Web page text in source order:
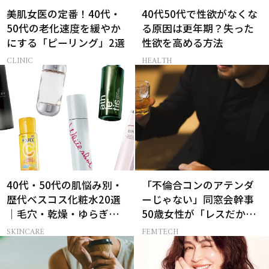
美肌女医の定番！40代・
50代の老化速度を緩やか
にする「ピーリング」2選
CLINIC
40代50代で性欲がなくな
る原因は更年期？失った
性欲を高める方法
HEALTH
40代・50代の肌悩み別・
歴代ベスコス化粧水20選
｜毛穴・乾燥・ゆらぎな
ど
SKINCARE
「不倫合コンのアテンダ
ーじゃない」同窓会幹事
50歳女性が「レスだか
ら」と浮気する男友達に
うんざり
FEMTECH